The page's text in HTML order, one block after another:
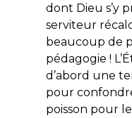
dont Dieu s’y
serviteur
beaucoup de
pédagogie !
d’abord une
pour
poisson pour